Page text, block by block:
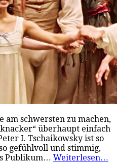
am schwersten zu machen,
überhaupt einfach
I. Tschaikowsky ist so
gefühlvoll und stimmig,
Publikum… Weiterlesen…